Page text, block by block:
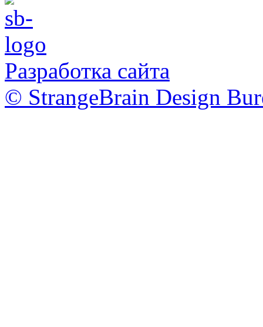
Разработка сайта
© StrangeBrain Design